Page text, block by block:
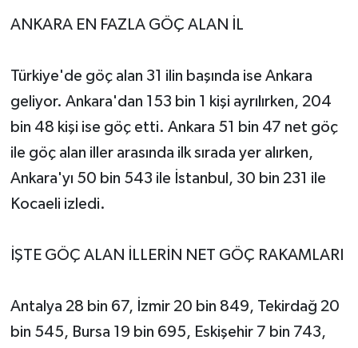
ANKARA EN FAZLA GÖÇ ALAN İL
Türkiye'de göç alan 31 ilin başında ise Ankara
geliyor. Ankara'dan 153 bin 1 kişi ayrılırken, 204
bin 48 kişi ise göç etti. Ankara 51 bin 47 net göç
ile göç alan iller arasında ilk sırada yer alırken,
Ankara'yı 50 bin 543 ile İstanbul, 30 bin 231 ile
Kocaeli izledi.
İŞTE GÖÇ ALAN İLLERİN NET GÖÇ RAKAMLARI
Antalya 28 bin 67, İzmir 20 bin 849, Tekirdağ 20
bin 545, Bursa 19 bin 695, Eskişehir 7 bin 743,